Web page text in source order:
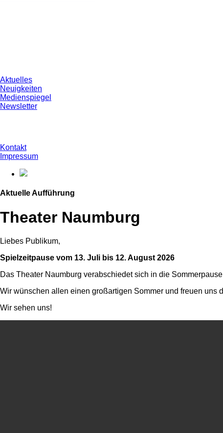
Aktuelles
Neuigkeiten
Medienspiegel
Newsletter
Kontakt
Impressum
Aktuelle Aufführung
Theater Naumburg
Liebes Publikum,
Spielzeitpause vom 13. Juli bis 12. August 2026
Das Theater Naumburg verabschiedet sich in die
Wir wünschen allen einen großartigen Sommer und freuen uns
Wir sehen uns!